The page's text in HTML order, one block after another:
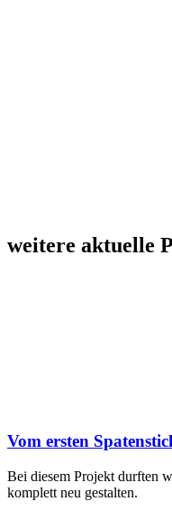
weitere aktuelle
Vom ersten
Bei diesem Projekt durften
komplett neu gestalten.